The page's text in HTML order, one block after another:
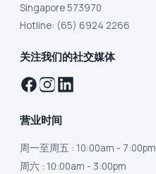
Singapore 573970
Hotline: (65) 6924 2266
关注我们的社交媒体
营业时间
周一至周五 : 10:00am - 7:00pm
周六 : 10:00am - 3:00pm